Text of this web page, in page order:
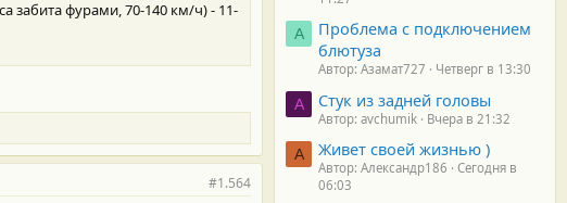
забита фурами, 70-140 км/ч) - 11-
#1.564
А
Проблема с подключением
блютуза
Автор: Азамат727 Четверг в 13:30
A Стук из задней головы
Автор: avchumik Вчера в 21:32
А Живет своей жизнью )
Автор: Александр186
Сегодня в
06:03